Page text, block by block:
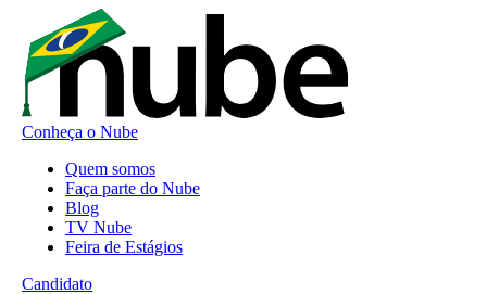
Conheça o Nube
Quem somos
Faça parte do Nube
Blog
TV Nube
Feira de Estágios
Candidato